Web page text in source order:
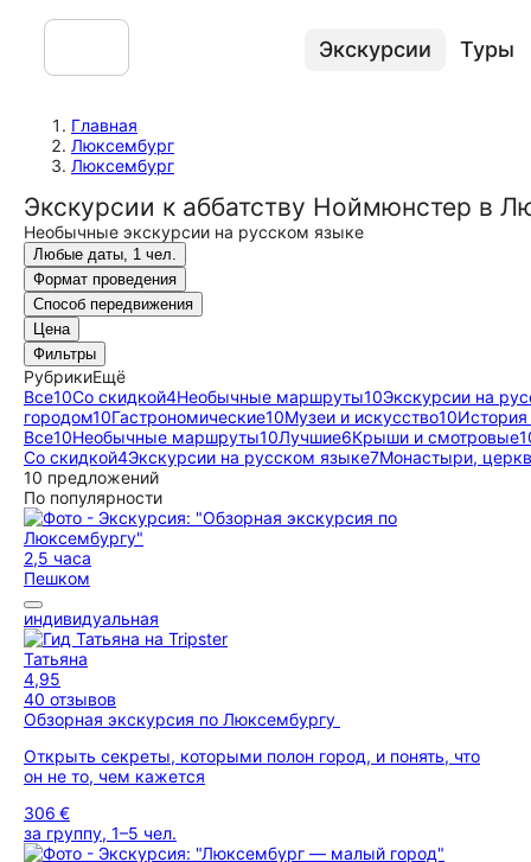
Экскурсии Туры
Главная
Люксембург
Люксембург
Экскурсии к аббатству Ноймюнстер в
Необычные экскурсии на русском языке
Любые даты, 1 чел.
Формат проведения
Способ передвижения
Цена
Фильтры
РубрикиЕщё
Все10Со скидкой4Необычные маршруты10Экскурсии на
городом10Гастрономические10Музеи и искусство10История
Все10Необычные маршруты10Лучшие6Крыши и смотровые
Со скидкой4Экскурсии на русском языке7Монастыри,
10 предложений
По популярности
2,5 часа
Пешком
индивидуальная
Татьяна
4,95
40 отзывов
Обзорная экскурсия по Люксембургу
Открыть секреты, которыми полон город, и понять, что
он не то, чем кажется
306 €
за группу, 1–5 чел.